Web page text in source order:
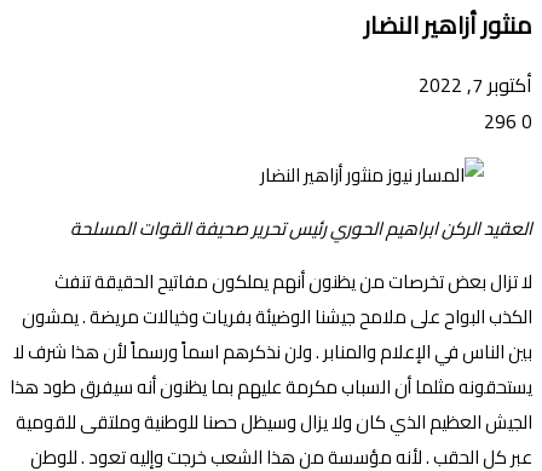
منثور أزاهير النضار
أكتوبر 7, 2022
0
العقيد الركن ابراهيم الحوري رئيس تحرير صحيفة القوات المسلحة
لا تزال بعض تخرصات من يظنون أنهم يملكون مفاتيح الحقيقة تنفث
الكذب البواح على ملامح جيشنا الوضيئة بفريات وخيالات مريضة . يمشون
بين الناس في الإعلام والمنابر . ولن نذكرهم اسماً ورسماً لأن هذا شرف لا
يستحقونه مثلما أن السباب مكرمة عليهم بما يظنون أنه سيفرق طود هذا
الجيش العظيم الذي كان ولا يزال وسيظل حصنا للوطنية وملتقى للقومية
عبر كل الحقب . لأنه مؤسسة من هذا الشعب خرجت وإليه تعود . للوطن